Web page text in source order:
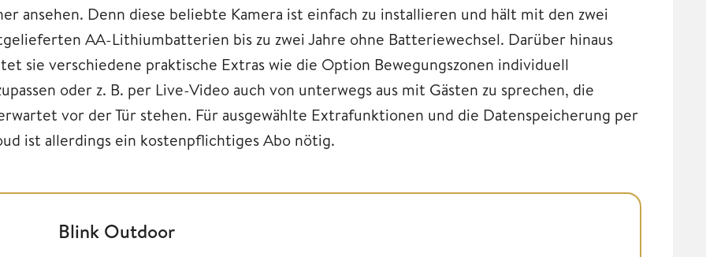
ansehen. Denn diese beliebte Kamera ist einfach zu installieren und hält mit den zwei
AA-Lithiumbatterien bis zu zwei Jahre ohne Batteriewechsel. Darüber hinaus
sie verschiedene praktische Extras wie die Option Bewegungszonen individuell
oder z. B. per Live-Video auch von unterwegs aus mit Gästen zu sprechen, die
vor der Tür stehen. Für ausgewählte Extrafunktionen und die Datenspeicherung per
ist allerdings ein kostenpflichtiges Abo nötig.
Blink Outdoor